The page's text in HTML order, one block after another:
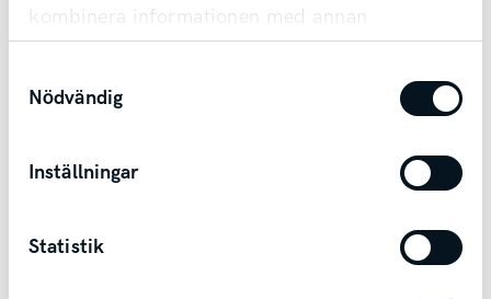
kombinera informationen med annan
information som du har tillhandahållit eller
som de har samlat in när du har använt deras
tjänster.
Nödvändig
Inställningar
Statistik
Andra bilar i Mariestad
Mariestad